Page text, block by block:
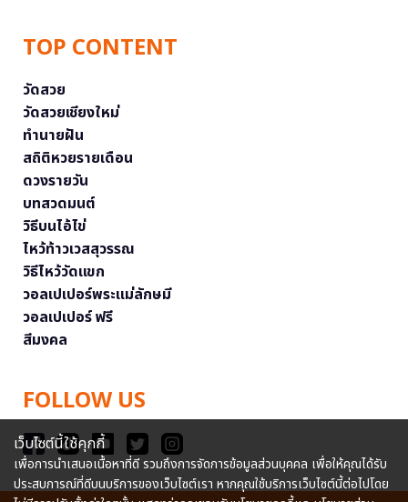
TOP CONTENT
วัดสวย
วัดสวยเชียงใหม่
ทำนายฝัน
สถิติหวยรายเดือน
ดวงรายวัน
บทสวดมนต์
วิธีบนไอ้ไข่
ไหว้ท้าวเวสสุวรรณ
วิธีไหว้วัดแขก
วอลเปเปอร์พระแม่ลักษมี
วอลเปเปอร์ ฟรี
สีมงคล
FOLLOW US
เว็บไซต์นี้ใช้คุกกี้
เพื่อการนำเสนอเนื้อหาที่ดี รวมถึงการจัดการข้อมูลส่วนบุคคล เพื่อให้คุณได้รับ
ประสบการณ์ที่ดีบนบริการของเว็บไซต์เรา หากคุณใช้บริการเว็บไซต์นี้ต่อไปโดย